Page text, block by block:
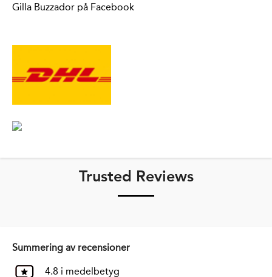
Gilla Buzzador på Facebook
Trusted Reviews
Summering av recensioner
4.8 i medelbetyg